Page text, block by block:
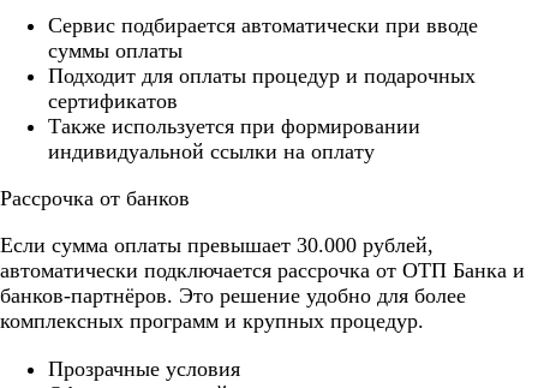
Cервис подбирается автоматически при вводе
суммы оплаты
Подходит для оплаты процедур и подарочных
сертификатов
Также используется при формировании
индивидуальной ссылки на оплату
Рассрочка от банков
Если сумма оплаты превышает 30.000 рублей,
автоматически подключается рассрочка от ОТП Банка и
банков-партнёров. Это решение удобно для более
комплексных программ и крупных процедур.
Прозрачные условия